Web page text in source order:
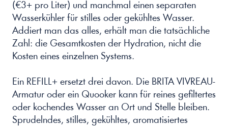
(€3+ pro Liter) und manchmal einen separaten
Wasserkühler für stilles oder gekühltes Wasser.
Addiert man das alles, erhält man die tatsächliche
Zahl: die Gesamtkosten der Hydration, nicht die
Kosten eines einzelnen Systems.
Ein REFILL+ ersetzt drei davon. Die BRITA VIVREAU-
Armatur oder ein Quooker kann für reines gefiltertes
oder kochendes Wasser an Ort und Stelle bleiben.
Sprudelndes, stilles, gekühltes, aromatisiertes